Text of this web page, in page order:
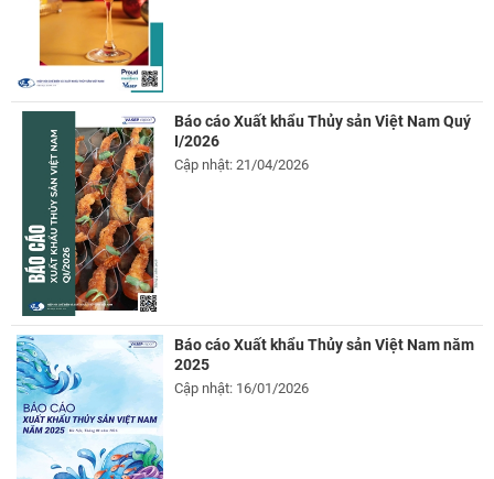
Báo cáo Xuất khẩu Thủy sản Việt Nam Quý
I/2026
Cập nhật: 21/04/2026
Báo cáo Xuất khẩu Thủy sản Việt Nam năm
2025
Cập nhật: 16/01/2026